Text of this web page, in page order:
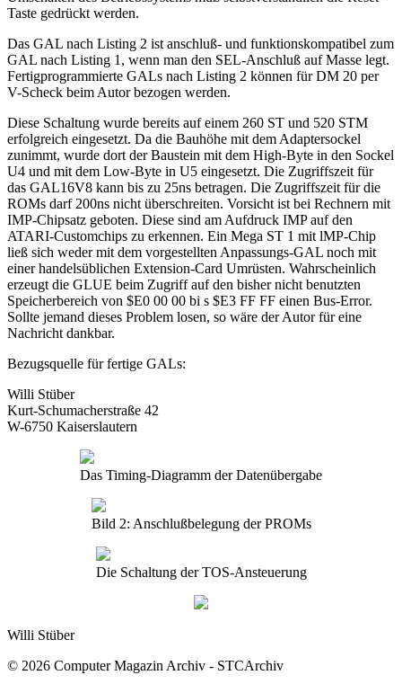
Taste gedrückt werden.
Das GAL nach Listing 2 ist anschluß- und funktionskompatibel zum
GAL nach Listing 1, wenn man den SEL-Anschluß auf Masse legt.
Fertigprogrammierte GALs nach Listing 2 können für DM 20 per
V-Scheck beim Autor bezogen werden.
Diese Schaltung wurde bereits auf einem 260 ST und 520 STM
erfolgreich eingesetzt. Da die Bauhöhe mit dem Adaptersockel
zunimmt, wurde dort der Baustein mit dem High-Byte in den Sockel
U4 und mit dem Low-Byte in U5 eingesetzt. Die Zugriffszeit für
das GAL16V8 kann bis zu 25ns betragen. Die Zugriffszeit für die
ROMs darf 200ns nicht überschreiten. Vorsicht ist bei Rechnern mit
IMP-Chipsatz geboten. Diese sind am Aufdruck IMP auf den
ATARI-Customchips zu erkennen. Ein Mega ST 1 mit lMP-Chip
ließ sich weder mit dem vorgestellten Anpassungs-GAL noch mit
einer handelsüblichen Extension-Card Umrüsten. Wahrscheinlich
erzeugt die GLUE beim Zugriff auf den bisher nicht benutzten
Speicherbereich von $E0 00 00 bi s $E3 FF FF einen Bus-Error.
Sollte jemand dieses Problem losen, so wäre der Autor für eine
Nachricht dankbar.
Bezugsquelle für fertige GALs:
Willi Stüber
Kurt-Schumacherstraße 42
W-6750 Kaiserslautern
Das Timing-Diagramm der Datenübergabe
Bild 2: Anschlußbelegung der PROMs
Die Schaltung der TOS-Ansteuerung
Willi Stüber
© 2026 Computer Magazin Archiv - STCArchiv